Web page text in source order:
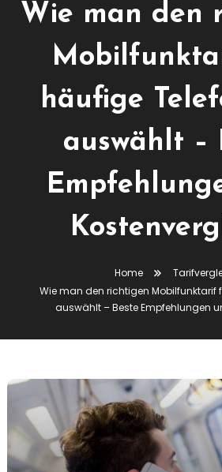
Wie man den
häufige
auswählt –
Home
Wie man den richtigen Mobilfunktarif
auswählt – Beste Empfehlungen